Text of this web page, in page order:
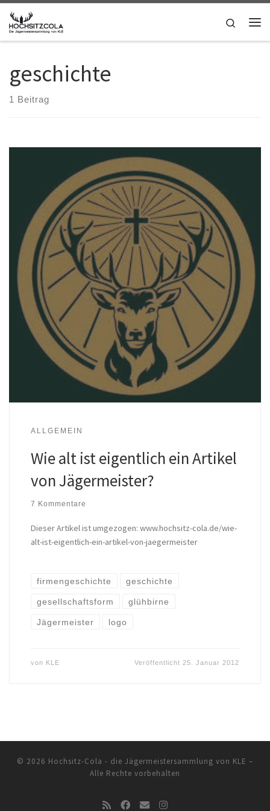
Zum Inhalt springen
Search
geschichte
1 Beitrag
ALLGEMEIN
Wie alt ist eigentlich ein Artikel
von Jägermeister?
7 Kommentare
Dieser Artikel ist umgezogen: www.hochsitz-cola.de/wie-
alt-ist-eigentlich-ein-artikel-von-jaegermeister
firmengeschichte geschichte
gesellschaftsform glühbirne
Jägermeister logo
von KLE Veröffentlicht 25. Januar 2012
© 2026 Hochsitz-Cola - die Jägermeistersammlung von KLE –
Alle Rechte vorbehalten